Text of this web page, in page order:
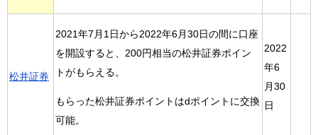
松井証券
2021年7月1日から2022年6月30日の間に口座
を開設すると、200円相当の松井証券ポイン
トがもらえる。
もらった松井証券ポイントはdポイントに交換
可能。
2022
年6
月30
日